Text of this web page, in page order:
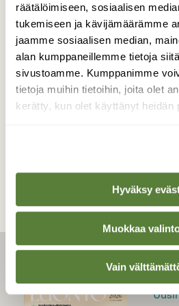
räätälöimiseen, sosiaalisen
tukemiseen ja kävijämäärämme
jaamme sosiaalisen median,
alan kumppaneillemme tietoja
sivustoamme. Kumppanimme
tietoja muihin tietoihin, joita olet
kerätty, kun olet käyttänyt heidän
Hyväksy
Muokkaa
Vain
Metsäkortteen
Valokuvaaja: Arja Valtonen,